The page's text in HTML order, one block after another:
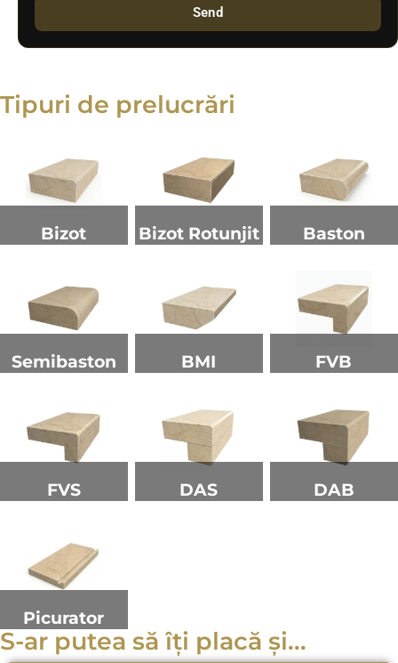
Send
Tipuri de prelucrări
Bizot Bizot Rotunjit Baston
Semibaston BMI FVB
FVS DAS DAB
Picurator
S-ar putea să îți placă și...